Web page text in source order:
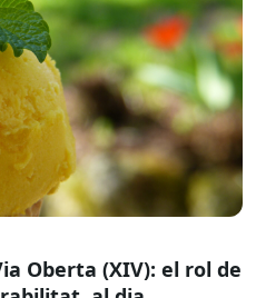
Oberta (XIV): el rol de